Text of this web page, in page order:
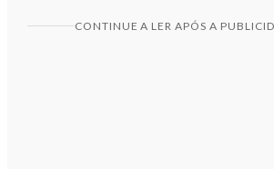
CONTINUE A LER APÓS A